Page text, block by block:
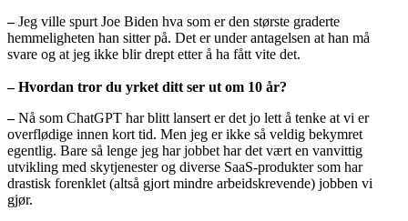
–Jeg ville spurt Joe Biden hva som er den største graderte
hemmeligheten han sitter på. Det er under antagelsen at han må
svare og at jeg ikke blir drept etter å ha fått vite det.
– Hvordan tror du yrket ditt ser ut om 10 år?
–Nå som ChatGPT har blitt lansert er det jo lett å tenke at vi er
overflødige innen kort tid. Men jeg er ikke så veldig bekymret
egentlig. Bare så lenge jeg har jobbet har det vært en vanvittig
utvikling med skytjenester og diverse SaaS-produkter som har
drastisk forenklet (altså gjort mindre arbeidskrevende) jobben vi
gjør.